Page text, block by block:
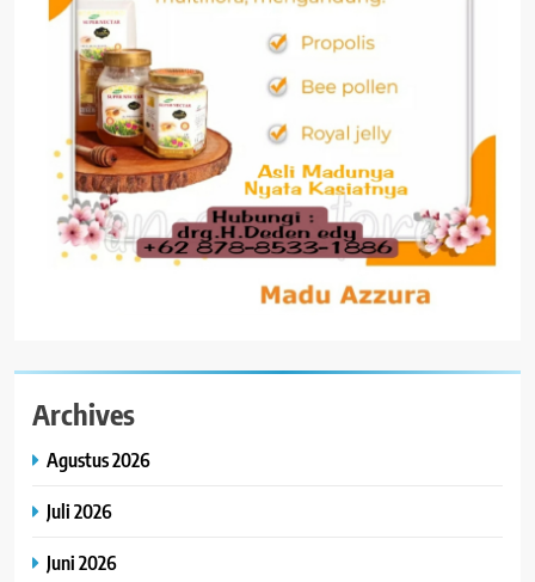
Archives
Agustus 2026
Juli 2026
Juni 2026